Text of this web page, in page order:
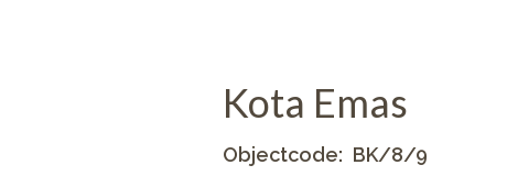
Kota Emas
Objectcode
BK/8/9